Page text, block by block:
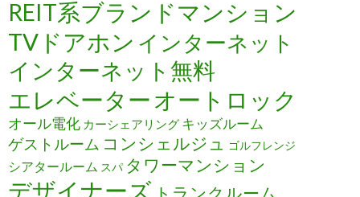
REIT系ブランドマンション
TVドアホン インターネット
インターネット無料
エレベーター オートロック
オール電化 カーシェアリング キッズルーム
ゲストルーム コンシェルジュ ゴルフレンジ
シアタールーム スパ タワーマンション
デザイナーズ トランクルーム